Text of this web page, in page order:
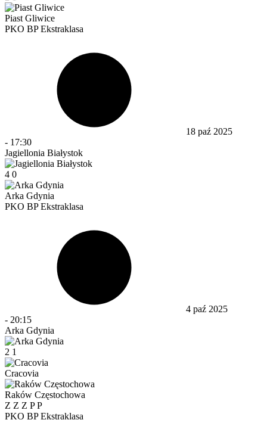
Piast Gliwice
PKO BP Ekstraklasa
18 paź 2025
- 17:30
Jagiellonia Białystok
4 0
Arka Gdynia
PKO BP Ekstraklasa
4 paź 2025
- 20:15
Arka Gdynia
2 1
Cracovia
Raków Częstochowa
Z Z Z PP
PKO BP Ekstraklasa